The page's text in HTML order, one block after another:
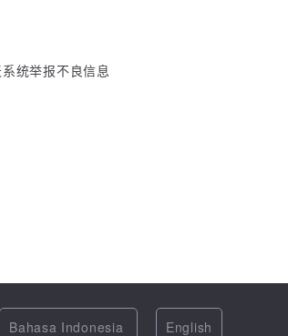
统举报不良信息
Bahasa Indonesia English